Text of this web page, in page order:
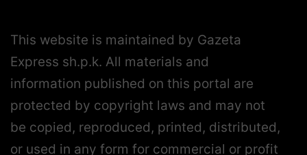
This website is maintained by Gazeta
Express sh.p.k. All materials and
information published on this portal are
protected by copyright laws and may not
be copied, reproduced, printed, distributed,
or used in any form for commercial or profit